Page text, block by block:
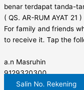
benar terdapat tanda-
( QS. AR-RUM AYAT 21 )
For family and friends
to receive it. Tap the
a.n Masruhin
9129320300
Salin No. Rekening